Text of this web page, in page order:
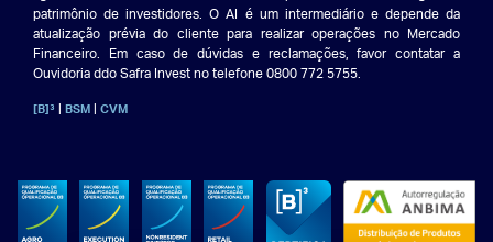
patrimônio de investidores. O AI é um intermediário e depende da
atualização prévia do cliente para realizar operações no Mercado
Financeiro. Em caso de dúvidas e reclamações, favor contatar a
Ouvidoria ddo Safra Invest no telefone 0800 772 5755.
[B]³ BSM CVM